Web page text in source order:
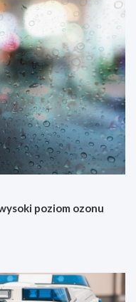
poziom ozonu